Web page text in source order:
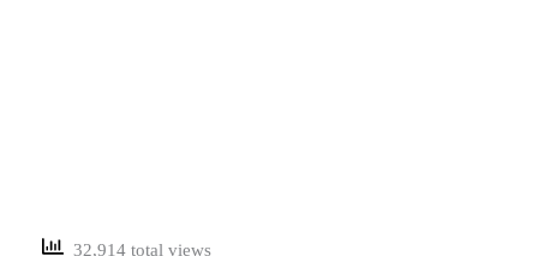
32,914 total views